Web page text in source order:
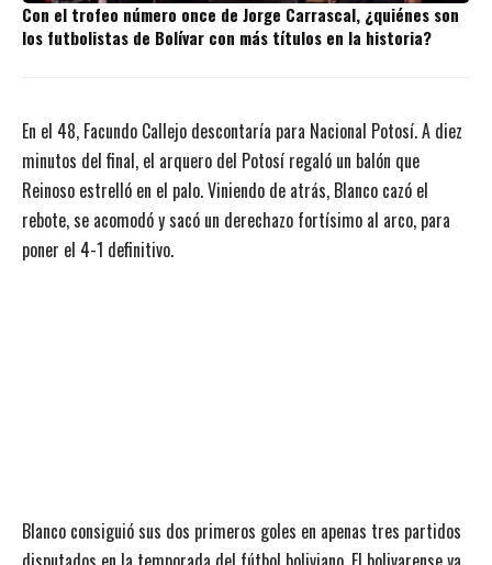
Con el trofeo número once de Jorge Carrascal, ¿quiénes son
los futbolistas de Bolívar con más títulos en la historia?
En el 48, Facundo Callejo descontaría para Nacional Potosí. A diez
minutos del final, el arquero del Potosí regaló un balón que
Reinoso estrelló en el palo. Viniendo de atrás, Blanco cazó el
rebote, se acomodó y sacó un derechazo fortísimo al arco, para
poner el 4-1 definitivo.
Blanco consiguió sus dos primeros goles en apenas tres partidos